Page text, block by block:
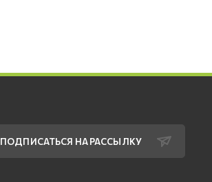
ПОДПИСАТЬСЯ НА РАССЫЛКУ